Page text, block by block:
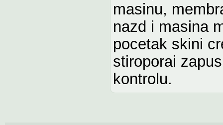
masinu,
nazd i masina
pocetak skini
stiroporai
kontrolu.